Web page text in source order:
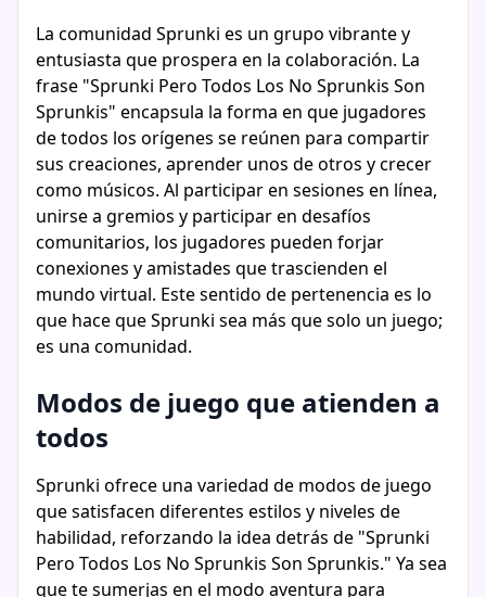
La comunidad Sprunki es un grupo vibrante y
entusiasta que prospera en la colaboración. La
frase "Sprunki Pero Todos Los No Sprunkis Son
Sprunkis" encapsula la forma en que jugadores
de todos los orígenes se reúnen para compartir
sus creaciones, aprender unos de otros y crecer
como músicos. Al participar en sesiones en línea,
unirse a gremios y participar en desafíos
comunitarios, los jugadores pueden forjar
conexiones y amistades que trascienden el
mundo virtual. Este sentido de pertenencia es lo
que hace que Sprunki sea más que solo un juego;
es una comunidad.
Modos de juego que atienden a
todos
Sprunki ofrece una variedad de modos de juego
que satisfacen diferentes estilos y niveles de
habilidad, reforzando la idea detrás de "Sprunki
Pero Todos Los No Sprunkis Son Sprunkis." Ya sea
que te sumerjas en el modo aventura para